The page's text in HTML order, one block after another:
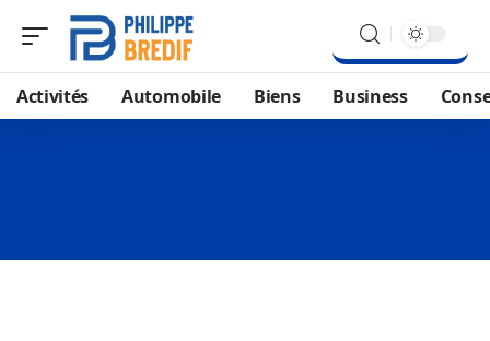
Activités Automobile Biens Business